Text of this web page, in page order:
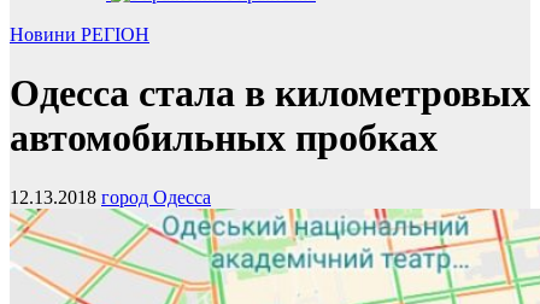
Новини РЕГІОН
Одесса стала в километровых
автомобильных пробках
12.13.2018 город Одесса